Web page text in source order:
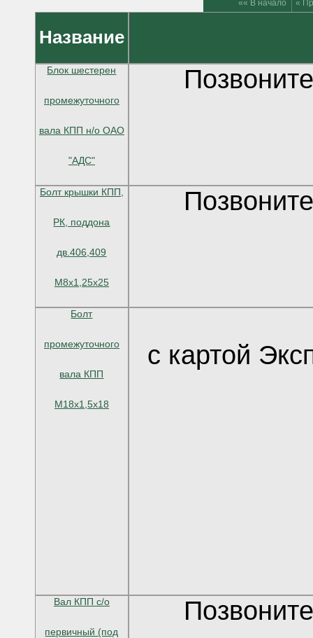
«« В начало «
Название
Блок шестерен
промежуточного
вала КПП н/о ОАО
"АДС"
Болт крышки КПП,
РК, поддона
дв.406,409
М8х1,25х25
Болт
промежуточного
вала КПП
М18х1,5х18
с картой
Вал КПП c/о
первичный (под